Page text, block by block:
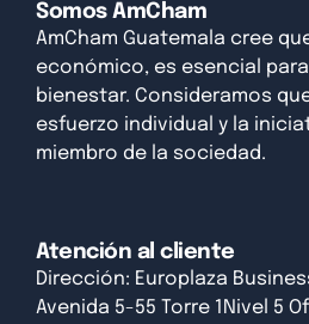
Somos AmCham
AmCham Guatemala cree
económico, es esencial
bienestar. Consideramos
esfuerzo individual y la
miembro de la sociedad.
Atención al cliente
Dirección: Europlaza
Avenida 5-55 Torre 1Nivel 5